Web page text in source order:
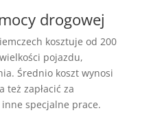
drogowej
kosztuje od 200
pojazdu,
Średnio koszt wynosi
też zapłacić za
specjalne prace.